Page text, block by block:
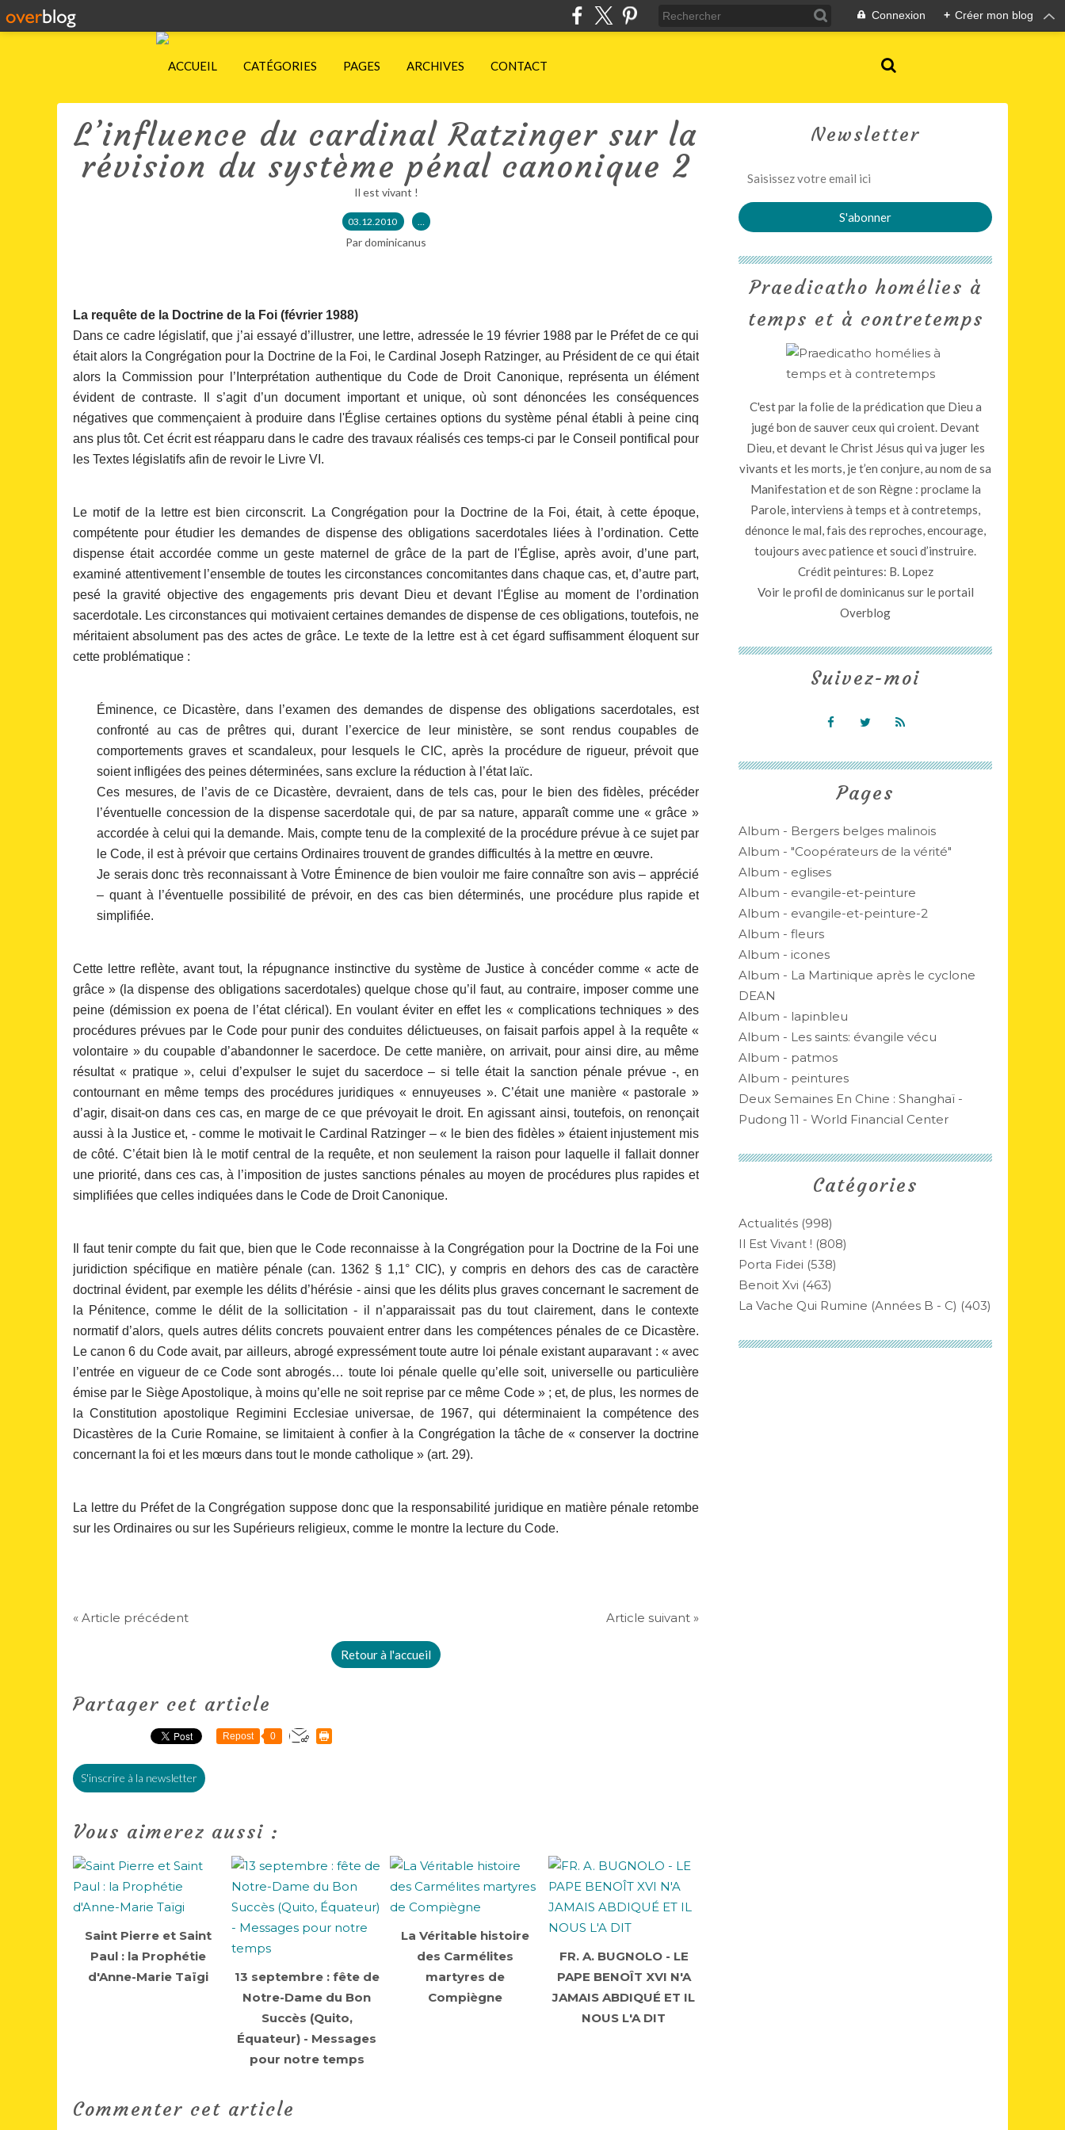
Connexion + Créer mon blog
ACCUEIL CATÉGORIES PAGES ARCHIVES CONTACT
L’influence du cardinal Ratzinger sur la
révision du système pénal canonique 2
Il est vivant !
03.12.2010 …
Par dominicanus
La requête de la Doctrine de la Foi (février 1988)
Dans ce cadre législatif, que j’ai essayé d’illustrer, une lettre, adressée le 19 février 1988 par le Préfet de ce qui
était alors la Congrégation pour la Doctrine de la Foi, le Cardinal Joseph Ratzinger, au Président de ce qui était
alors la Commission pour l’Interprétation authentique du Code de Droit Canonique, représenta un élément
évident de contraste. Il s’agit d’un document important et unique, où sont dénoncées les conséquences
négatives que commençaient à produire dans l'Église certaines options du système pénal établi à peine cinq
ans plus tôt. Cet écrit est réapparu dans le cadre des travaux réalisés ces temps-ci par le Conseil pontifical pour
les Textes législatifs afin de revoir le Livre VI.
Le motif de la lettre est bien circonscrit. La Congrégation pour la Doctrine de la Foi, était, à cette époque,
compétente pour étudier les demandes de dispense des obligations sacerdotales liées à l’ordination. Cette
dispense était accordée comme un geste maternel de grâce de la part de l'Église, après avoir, d’une part,
examiné attentivement l’ensemble de toutes les circonstances concomitantes dans chaque cas, et, d’autre part,
pesé la gravité objective des engagements pris devant Dieu et devant l'Église au moment de l’ordination
sacerdotale. Les circonstances qui motivaient certaines demandes de dispense de ces obligations, toutefois, ne
méritaient absolument pas des actes de grâce. Le texte de la lettre est à cet égard suffisamment éloquent sur
cette problématique :
Éminence, ce Dicastère, dans l’examen des demandes de dispense des obligations sacerdotales, est
confronté au cas de prêtres qui, durant l’exercice de leur ministère, se sont rendus coupables de
comportements graves et scandaleux, pour lesquels le CIC, après la procédure de rigueur, prévoit que
soient infligées des peines déterminées, sans exclure la réduction à l’état laïc.
Ces mesures, de l’avis de ce Dicastère, devraient, dans de tels cas, pour le bien des fidèles, précéder
l’éventuelle concession de la dispense sacerdotale qui, de par sa nature, apparaît comme une « grâce »
accordée à celui qui la demande. Mais, compte tenu de la complexité de la procédure prévue à ce sujet par
le Code, il est à prévoir que certains Ordinaires trouvent de grandes difficultés à la mettre en œuvre.
Je serais donc très reconnaissant à Votre Éminence de bien vouloir me faire connaître son avis – apprécié
– quant à l’éventuelle possibilité de prévoir, en des cas bien déterminés, une procédure plus rapide et
simplifiée.
Cette lettre reflète, avant tout, la répugnance instinctive du système de Justice à concéder comme « acte de
grâce » (la dispense des obligations sacerdotales) quelque chose qu’il faut, au contraire, imposer comme une
peine (démission ex poena de l’état clérical). En voulant éviter en effet les « complications techniques » des
procédures prévues par le Code pour punir des conduites délictueuses, on faisait parfois appel à la requête «
volontaire » du coupable d’abandonner le sacerdoce. De cette manière, on arrivait, pour ainsi dire, au même
résultat « pratique », celui d’expulser le sujet du sacerdoce – si telle était la sanction pénale prévue -, en
contournant en même temps des procédures juridiques « ennuyeuses ». C’était une manière « pastorale »
d’agir, disait-on dans ces cas, en marge de ce que prévoyait le droit. En agissant ainsi, toutefois, on renonçait
aussi à la Justice et, - comme le motivait le Cardinal Ratzinger – « le bien des fidèles » étaient injustement mis
de côté. C’était bien là le motif central de la requête, et non seulement la raison pour laquelle il fallait donner
une priorité, dans ces cas, à l’imposition de justes sanctions pénales au moyen de procédures plus rapides et
simplifiées que celles indiquées dans le Code de Droit Canonique.
Il faut tenir compte du fait que, bien que le Code reconnaisse à la Congrégation pour la Doctrine de la Foi une
juridiction spécifique en matière pénale (can. 1362 § 1,1° CIC), y compris en dehors des cas de caractère
doctrinal évident, par exemple les délits d’hérésie - ainsi que les délits plus graves concernant le sacrement de
la Pénitence, comme le délit de la sollicitation - il n’apparaissait pas du tout clairement, dans le contexte
normatif d’alors, quels autres délits concrets pouvaient entrer dans les compétences pénales de ce Dicastère.
Le canon 6 du Code avait, par ailleurs, abrogé expressément toute autre loi pénale existant auparavant : « avec
l’entrée en vigueur de ce Code sont abrogés… toute loi pénale quelle qu’elle soit, universelle ou particulière
émise par le Siège Apostolique, à moins qu’elle ne soit reprise par ce même Code » ; et, de plus, les normes de
la Constitution apostolique Regimini Ecclesiae universae, de 1967, qui déterminaient la compétence des
Dicastères de la Curie Romaine, se limitaient à confier à la Congrégation la tâche de « conserver la doctrine
concernant la foi et les mœurs dans tout le monde catholique » (art. 29).
La lettre du Préfet de la Congrégation suppose donc que la responsabilité juridique en matière pénale retombe
sur les Ordinaires ou sur les Supérieurs religieux, comme le montre la lecture du Code.
« Article précédent Article suivant »
Retour à l'accueil
Partager cet article
Repost 0
S'inscrire à la newsletter
Vous aimerez aussi :
Saint Pierre et Saint
Paul : la Prophétie
d'Anne-Marie Taïgi
13 septembre : fête de
Notre-Dame du Bon
Succès (Quito,
Équateur) - Messages
pour notre temps
La Véritable histoire
des Carmélites
martyres de
Compiègne
FR. A. BUGNOLO - LE
PAPE BENOÎT XVI N'A
JAMAIS ABDIQUÉ ET IL
NOUS L'A DIT
Commenter cet article
Newsletter
Catégories
Actualités (998)
Il Est Vivant ! (808)
Porta Fidei (538)
Benoit Xvi (463)
La Vache Qui Rumine (années B - C) (403)
Pages
Album - Bergers belges malinois
Album - "Coopérateurs de la vérité"
Album - eglises
Album - evangile-et-peinture
Album - evangile-et-peinture-2
Album - fleurs
Album - icones
Album - La Martinique après le cyclone
DEAN
Album - lapinbleu
Album - Les saints: évangile vécu
Album - patmos
Album - peintures
Deux Semaines En Chine : Shanghaï -
Pudong 11 - World Financial Center
Praedicatho homélies à
temps et à contretemps
C'est par la folie de la prédication que Dieu a
jugé bon de sauver ceux qui croient. Devant
Dieu, et devant le Christ Jésus qui va juger les
vivants et les morts, je t’en conjure, au nom de sa
Manifestation et de son Règne : proclame la
Parole, interviens à temps et à contretemps,
dénonce le mal, fais des reproches, encourage,
toujours avec patience et souci d’instruire.
Crédit peintures: B. Lopez
Voir le profil dedominicanus sur le portail
Overblog
Suivez-moi